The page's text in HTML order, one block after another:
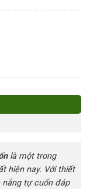
là một trong
hiện nay. Với thiết
nắng tự cuốn đáp